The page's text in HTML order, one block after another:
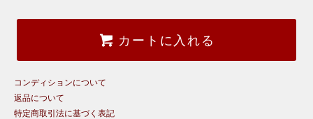
カートに入れる
コンディションについて
返品について
特定商取引法に基づく表記